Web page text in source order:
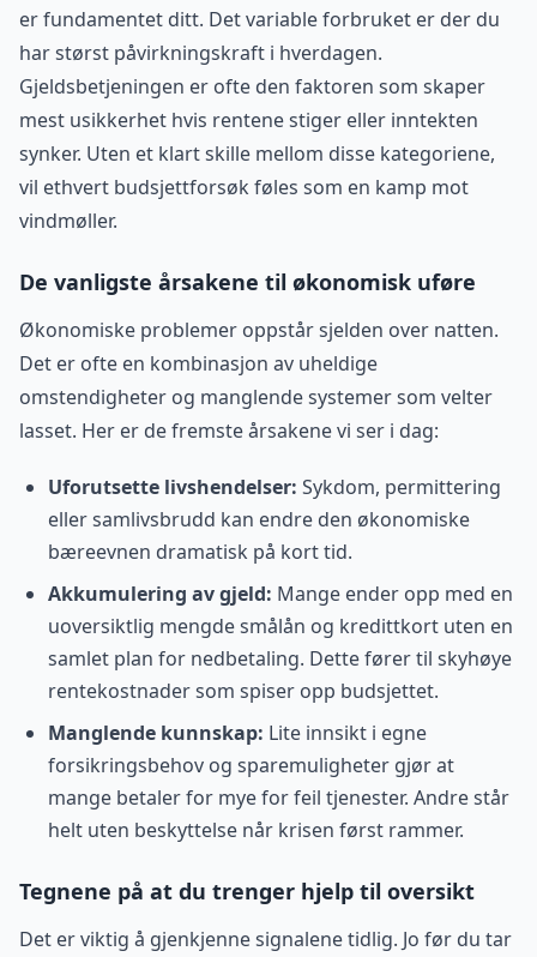
er fundamentet ditt. Det variable forbruket er der du
har størst påvirkningskraft i hverdagen.
Gjeldsbetjeningen er ofte den faktoren som skaper
mest usikkerhet hvis rentene stiger eller inntekten
synker. Uten et klart skille mellom disse kategoriene,
vil ethvert budsjettforsøk føles som en kamp mot
vindmøller.
De vanligste årsakene til økonomisk uføre
Økonomiske problemer oppstår sjelden over natten.
Det er ofte en kombinasjon av uheldige
omstendigheter og manglende systemer som velter
lasset. Her er de fremste årsakene vi ser i dag:
Uforutsette livshendelser: Sykdom, permittering
eller samlivsbrudd kan endre den økonomiske
bæreevnen dramatisk på kort tid.
Akkumulering av gjeld: Mange ender opp med en
uoversiktlig mengde smålån og kredittkort uten en
samlet plan for nedbetaling. Dette fører til skyhøye
rentekostnader som spiser opp budsjettet.
Manglende kunnskap: Lite innsikt i egne
forsikringsbehov og sparemuligheter gjør at
mange betaler for mye for feil tjenester. Andre står
helt uten beskyttelse når krisen først rammer.
Tegnene på at du trenger hjelp til oversikt
Det er viktig å gjenkjenne signalene tidlig. Jo før du tar